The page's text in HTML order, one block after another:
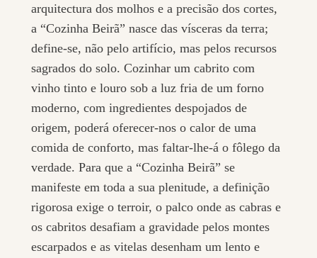
arquitectura dos molhos e a precisão dos cortes,
a “Cozinha Beirã” nasce das vísceras da terra;
define-se, não pelo artifício, mas pelos recursos
sagrados do solo. Cozinhar um cabrito com
vinho tinto e louro sob a luz fria de um forno
moderno, com ingredientes despojados de
origem, poderá oferecer-nos o calor de uma
comida de conforto, mas faltar-lhe-á o fôlego da
verdade. Para que a “Cozinha Beirã” se
manifeste em toda a sua plenitude, a definição
rigorosa exige o terroir, o palco onde as cabras e
os cabritos desafiam a gravidade pelos montes
escarpados e as vitelas desenham um lento e